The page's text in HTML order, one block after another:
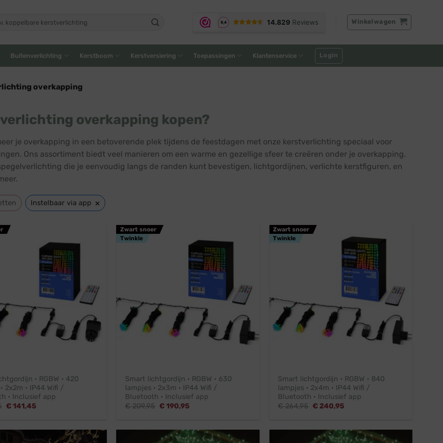
Winkelwagen
Buitenverlichting Kerstboom Kerstversiering Toepassingen Klantenservice Login
overkapping
overkapping kopen?
je overkapping in een betoverende plek tijdens de feestdagen met onze kerstverlichting speciaal voor
Ons assortiment biedt veel manieren om een warme en gezellige sfeer te creëren onder je overkapping.
die je eenvoudig langs de randen kunt bevestigen, lichtgordijnen, verlichte kerstfiguren, en
Instelbaar via app ×
· RGBW · 420
2x2m · IP44 Wifi /
· Inclusief app
Oorspronkelijke
€141,45Huidige
Zwart snoer
Twinkle
Smart lichtgordijn · RGBW · 630
lampjes · 2x3m · IP44 Wifi /
Bluetooth · Inclusief app
€209,95 Oorspronkelijke
€190,95Huidige
Zwart snoer
Twinkle
Smart lichtgordijn · RGBW · 840
lampjes · 2x4m · IP44 Wifi /
Bluetooth · Inclusief app
€264,95 Oorspronkelijke
€ 240,95Huidige